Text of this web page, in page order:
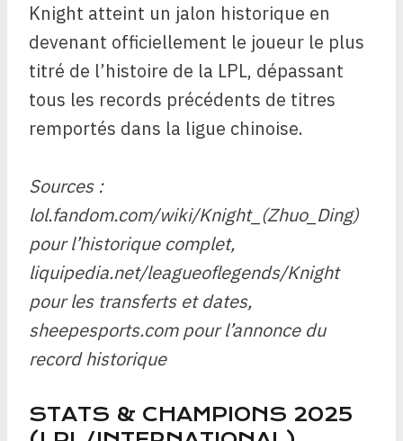
Knight atteint un jalon historique en
devenant officiellement le joueur le plus
titré de l’histoire de la LPL, dépassant
tous les records précédents de titres
remportés dans la ligue chinoise.
Sources :
lol.fandom.com/wiki/Knight_(Zhuo_Ding)
pour l’historique complet,
liquipedia.net/leagueoflegends/Knight
pour les transferts et dates,
sheepesports.com pour l’annonce du
record historique
STATS & CHAMPIONS 2025